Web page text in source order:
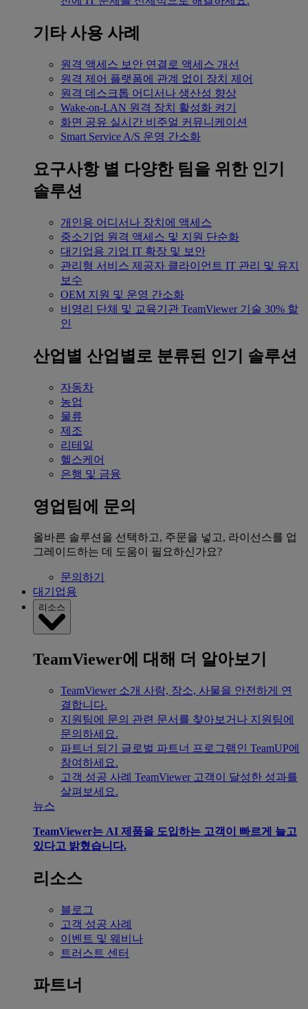
기타 사용 사례
원격 액세스 보안 연결로 액세스 개선
원격 제어 플랫폼에 관계 없이 장치 제어
원격 데스크톱 어디서나 생산성 향상
Wake-on-LAN 원격 장치 활성화 켜기
화면 공유 실시간 비주얼 커뮤니케이션
Smart Service A/S 운영 간소화
요구사항 별 다양한 팀을 위한 인기
솔루션
개인용 어디서나 장치에 액세스
중소기업 원격 액세스 및 지원 단순화
대기업용 기업 IT 확장 및 보안
관리형 서비스 제공자 클라이언트 IT 관리 및 유지
보수
OEM 지원 및 운영 간소화
비영리 단체 및 교육기관 TeamViewer 기술 30% 할
인
산업별 산업별로 분류된 인기 솔루션
자동차
농업
물류
제조
리테일
헬스케어
은행 및 금융
영업팀에 문의
올바른 솔루션을 선택하고, 주문을 넣고, 라이선스를 업
그레이드하는 데 도움이 필요하신가요?
문의하기
대기업용
리소스
TeamViewer에 대해 더 알아보기
TeamViewer 소개 사람, 장소, 사물을 안전하게 연
결합니다.
지원팀에 문의 관련 문서를 찾아보거나 지원팀에
문의하세요.
파트너 되기
글로벌 파트너 프로그램인 TeamUP에
참여하세요.
고객 성공 사례 TeamViewer 고객이 달성한 성과를
살펴보세요.
뉴스
TeamViewer는 AI 제품을 도입하는 고객이 빠르게 늘고
있다고 밝혔습니다.
리소스
블로그
고객 성공 사례
이벤트 및 웨비나
트러스트 센터
파트너